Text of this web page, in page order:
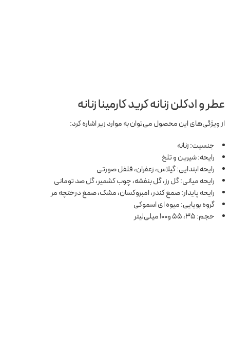
عطر و ادکلن زنانه کرید کارمینا زنانه
از ویژگی‌های این محصول می‌توان به موارد زیر اشاره کرد:
جنسیت: زنانه
رایحه: شیرین و تلخ
رایحه ابتدایی: گیلاس، زعفران، فلفل صورتی
رایحه میانی: گل رز، گل بنفشه، چوب کشمیر، گل صد تومانی
رایحه پایدار: صمغ کندر، امبروکسان، مشک، صمغ درختچه مر
گروه بویایی: میوه ای اسموکی
حجم: 35، 55 و100 میلی‌لیتر